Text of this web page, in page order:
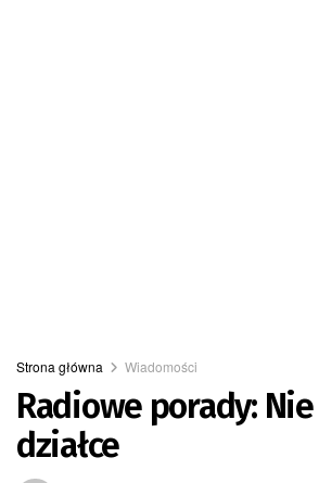
Strona główna Wiadomości
Radiowe porady:
działce